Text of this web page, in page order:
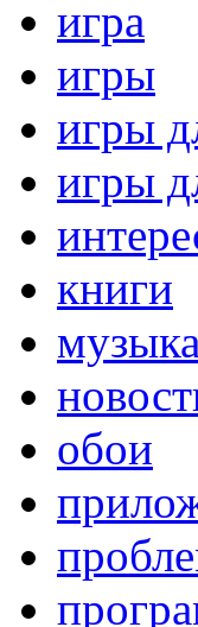
игра
игры
игры
игры
книги
музыка
обои